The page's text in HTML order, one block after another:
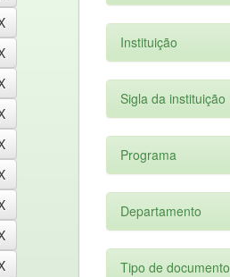
Instituição
Sigla da instituição
Programa
Departamento
Tipo de documento